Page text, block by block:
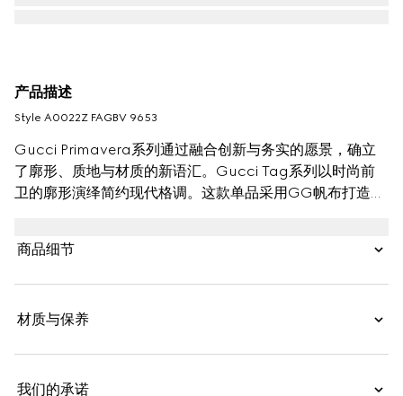
产品描述
Style ‎A0022Z FAGBV 9653
Gucci Primavera系列通过融合创新与务实的愿景，确立
了廓形、质地与材质的新语汇。Gucci Tag系列以时尚前
卫的廓形演绎简约现代格调。这款单品采用GG帆布打造，
商品细节
材质与保养
我们的承诺